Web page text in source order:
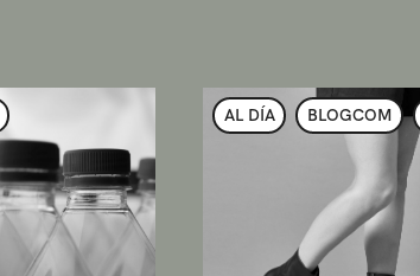
AL DÍA BLOGCOM